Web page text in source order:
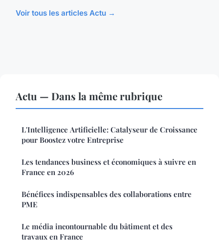
Voir tous les articles Actu →
Actu — Dans la même rubrique
L'Intelligence Artificielle: Catalyseur de Croissance
pour Boostez votre Entreprise
Les tendances business et économiques à suivre en
France en 2026
Bénéfices indispensables des collaborations entre
PME
Le média incontournable du bâtiment et des
travaux en France